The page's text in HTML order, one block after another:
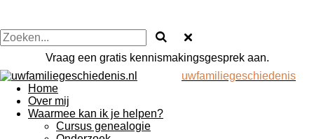
Vraag een gratis kennismakingsgesprek aan.
uwfamiliegeschiedenis
Home
Over mij
Waarmee kan ik je helpen?
Cursus genealogie